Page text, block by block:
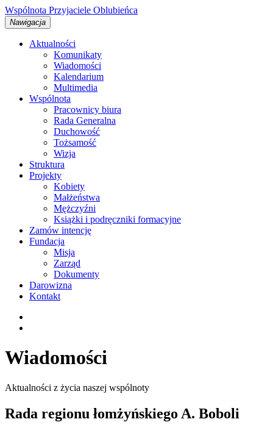
Wspólnota Przyjaciele Oblubieńca
Nawigacja
Aktualności
Komunikaty
Wiadomości
Kalendarium
Multimedia
Wspólnota
Pracownicy biura
Rada Generalna
Duchowość
Tożsamość
Wizja
Struktura
Projekty
Kobiety
Małżeństwa
Mężczyźni
Książki i podręczniki formacyjne
Zamów intencję
Fundacja
Misja
Zarząd
Dokumenty
Darowizna
Kontakt
Wiadomości
Aktualności z życia naszej wspólnoty
Rada regionu łomżyńskiego A. Boboli